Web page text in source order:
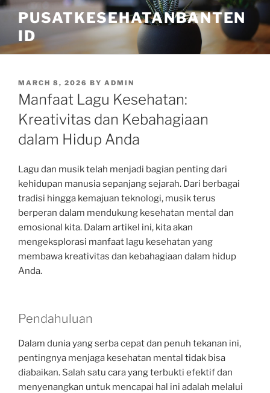
Skip
content
PUSATKESEHATANBANTEN
ID
POSTED
ON
MARCH 8, 2026 BY ADMIN
Manfaat Lagu Kesehatan:
Kreativitas dan Kebahagiaan
dalam Hidup Anda
Lagu dan musik telah menjadi bagian penting dari
kehidupan manusia sepanjang sejarah. Dari berbagai
tradisi hingga kemajuan teknologi, musik terus
berperan dalam mendukung kesehatan mental dan
emosional kita. Dalam artikel ini, kita akan
mengeksplorasi manfaat lagu kesehatan yang
membawa kreativitas dan kebahagiaan dalam hidup
Anda.
Pendahuluan
Dalam dunia yang serba cepat dan penuh tekanan ini,
pentingnya menjaga kesehatan mental tidak bisa
diabaikan. Salah satu cara yang terbukti efektif dan
menyenangkan untuk mencapai hal ini adalah melalui